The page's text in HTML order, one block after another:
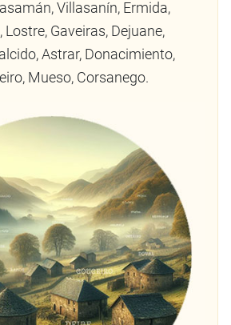
Villasanín, Ermida,
Lostre, Gaveiras, Dejuane,
Astrar, Donacimiento,
Mueso, Corsanego.